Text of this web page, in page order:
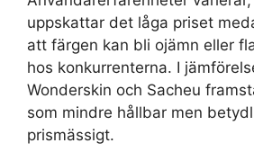
uppskattar det låga priset
att färgen kan bli ojämn eller
hos konkurrenterna. I
Wonderskin och Sacheu
som mindre hållbar men
prismässigt.